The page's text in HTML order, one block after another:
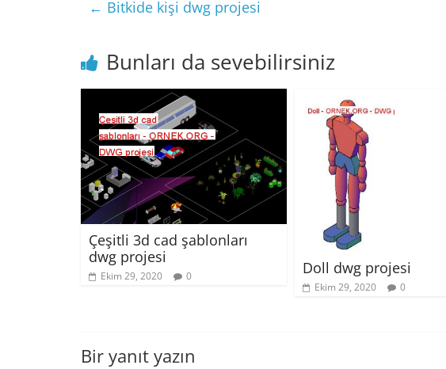
← Bitkide kişi dwg projesi
Bunları da sevebilirsiniz
Çeşitli 3d cad şablonları
dwg projesi
Ekim 29, 2020 0 Doll dwg projesi
Ekim 29, 2020 0
Bir yanıt yazın